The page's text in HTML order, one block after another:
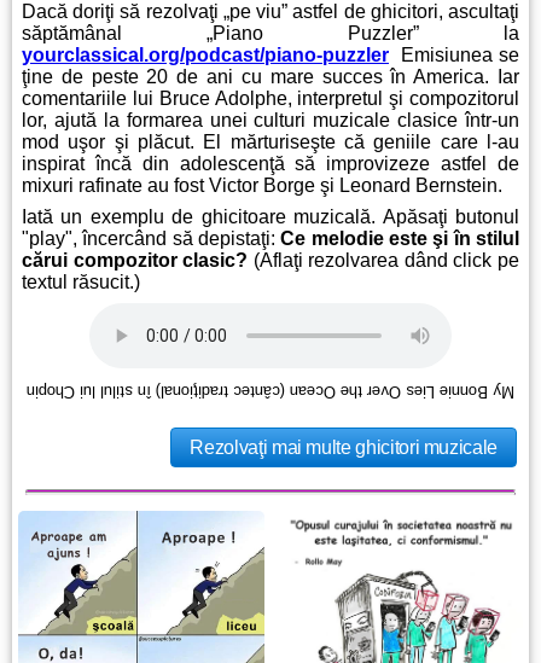
Dacă doriţi să rezolvaţi „pe viu” astfel de ghicitori, ascultaţi
săptămânal „Piano Puzzler” la
yourclassical.org/podcast/piano-puzzler Emisiunea se
ţine de peste 20 de ani cu mare succes în America. Iar
comentariile lui Bruce Adolphe, interpretul şi compozitorul
lor, ajută la formarea unei culturi muzicale clasice într-un
mod uşor şi plăcut. El mărturiseşte că geniile care l-au
inspirat încă din adolescenţă să improvizeze astfel de
mixuri rafinate au fost Victor Borge şi Leonard Bernstein.
Iată un exemplu de ghicitoare muzicală. Apăsaţi butonul
"play", încercând să depistaţi:Ce melodie este şi în stilul
cărui compozitor clasic? (Aflaţi rezolvarea dând click pe
textul răsucit.)
My Bonnie Lies Over the Ocean (cântec tradiţional) în stilul lui Chopin
Rezolvaţi mai multe ghicitori muzicale